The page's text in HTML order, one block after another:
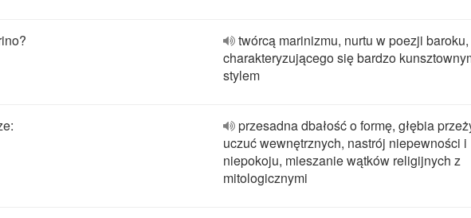
twórcą marinizmu, nurtu w poezji baroku,
charakteryzującego się bardzo
stylem
przesadna dbałość o formę, głębia
uczuć wewnętrznych, nastrój niepewności i
niepokoju, mieszanie wątków religijnych z
mitologicznymi